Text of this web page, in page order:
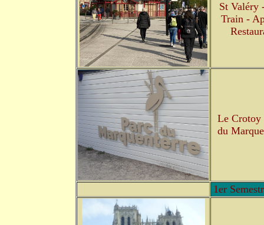
St Valéry
Train -
Le Crotoy
du
1er